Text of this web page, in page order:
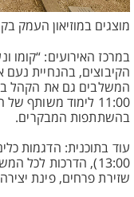
מוצגים במוזיאון העמק
במרכז האירועים: “קומו
הקיבוצים, בהנחיית נעם
המשלבים גם את הקהל
בהשתתפות המבקרים.
13:00), הדרכות לכל
שזירת פרחים, פינת יצירה